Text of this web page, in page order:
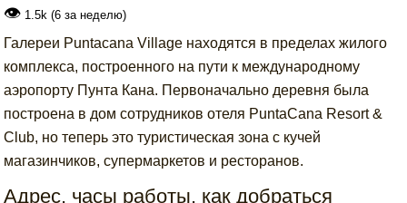
👁 1.5k (6 за неделю)
Галереи Puntacana Village находятся в пределах жилого
комплекса, построенного на пути к международному
аэропорту Пунта Кана. Первоначально деревня была
построена в дом сотрудников отеля PuntaCana Resort &
Club, но теперь это туристическая зона с кучей
магазинчиков, супермаркетов и ресторанов.
Адрес, часы работы, как добраться